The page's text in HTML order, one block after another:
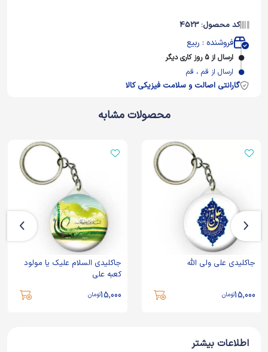
کد محصول: 4523
فروشنده : ربیع
ارسال از 5 روز کاری دیگر
ارسال از قم ، قم
گارانتی اصالت و سلامت فیزیکی کالا
محصولات مشابه
جاکلیدی علی ولی الله
15,000تومان
جاکلیدی السلام علیک یا مولود
کعبه علی
15,000تومان
اطلاعات بیشتر